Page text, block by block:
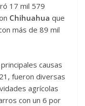
17 mil 579
Chihuahua que
más de 89 mil
causas
fueron diversas
agrícolas
con un 6 por